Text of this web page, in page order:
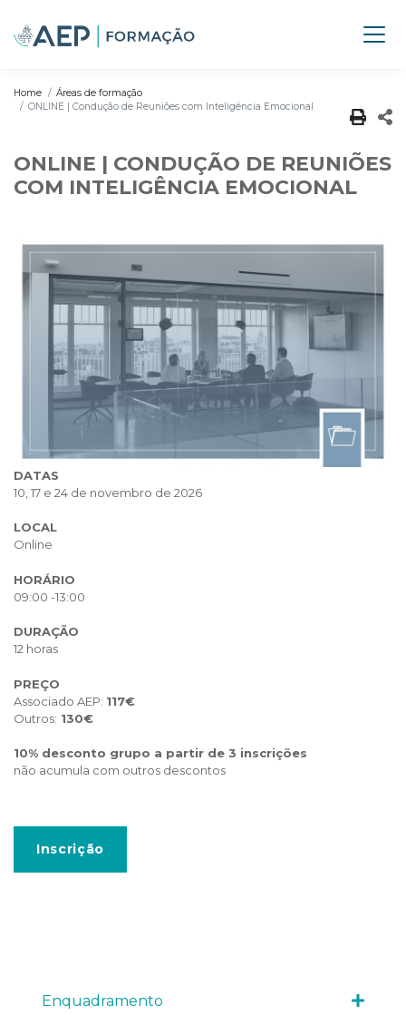
Home
Áreas de formação
ONLINE | Condução de Reuniões com Inteligência Emocional
ONLINE | CONDUÇÃO DE REUNIÕES
COM INTELIGÊNCIA EMOCIONAL
DATAS
10, 17 e 24 de novembro de 2026
LOCAL
Online
HORÁRIO
09:00 -13:00
DURAÇÃO
12 horas
PREÇO
Associado AEP: 117€
Outros: 130€
10% desconto grupo a partir de 3 inscrições
não acumula com outros descontos
Inscrição
Enquadramento